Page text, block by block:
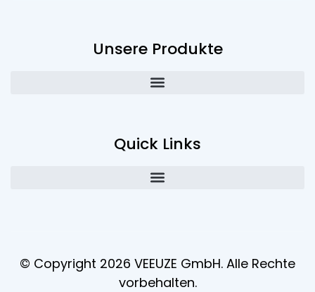
Unsere Produkte
Quick Links
© Copyright 2026 VEEUZE GmbH. Alle Rechte
vorbehalten.